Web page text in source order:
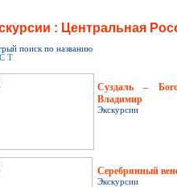
: Центральная
поиск по названию
С Т
Суздаль –
Владимир
Экскурсии
Серебрянный
Экскурсии